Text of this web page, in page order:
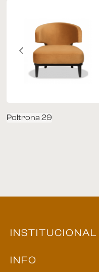
Poltrona 29
INSTITUCIONAL
INFO